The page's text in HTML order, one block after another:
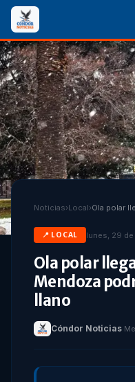
Noticias›Local›
📍 LOCAL lunes, 29
Ola polar
Mendoza
llano
Cóndor Noticias·